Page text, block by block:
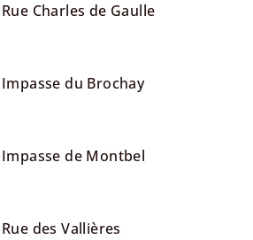
Rue Charles de Gaulle
Impasse du Brochay
Impasse de Montbel
Rue des Vallières